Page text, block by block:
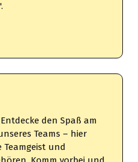
den Spaß am
Teams – hier
Teamgeist und